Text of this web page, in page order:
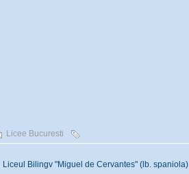
Licee Bucuresti
Liceul Bilingv "Miguel de Cervantes" (lb. spaniola)